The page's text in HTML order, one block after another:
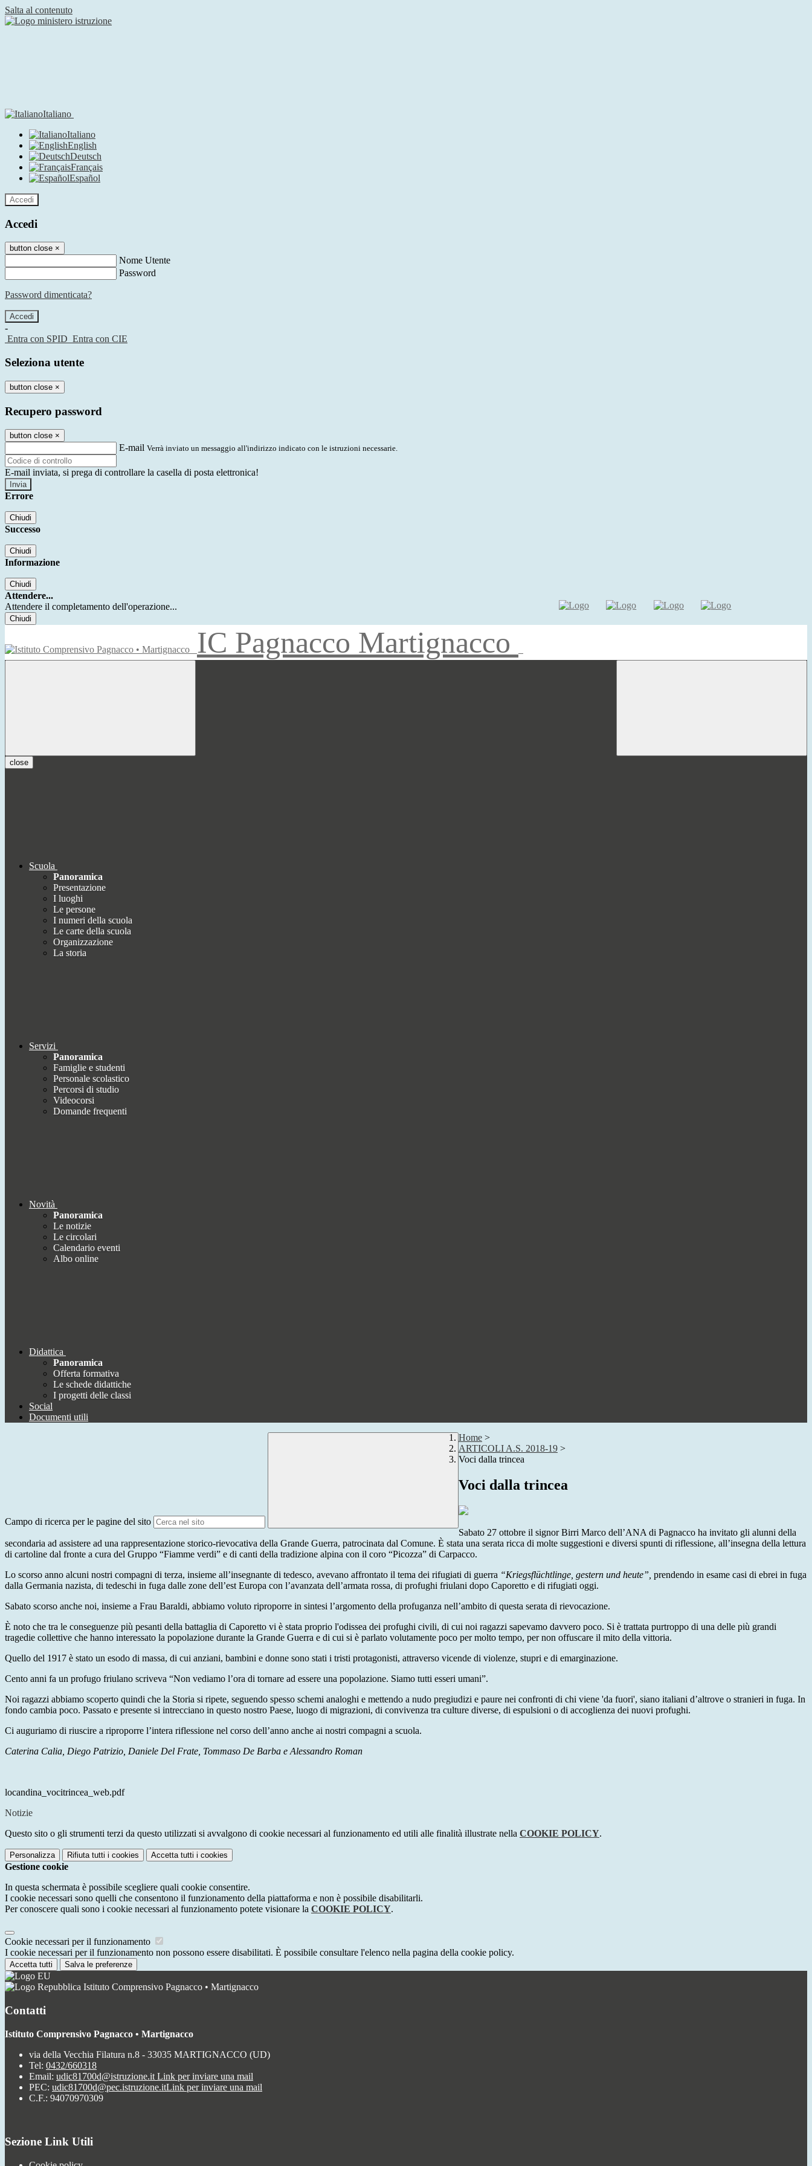
Salta al contenuto
Italiano
Italiano
English
Deutsch
Français
Español
Accedi
Accedi
button close ×
Nome Utente
Password
Password dimenticata?
-
Entra con SPID Entra con CIE
Seleziona utente
button close ×
Recupero password
button close ×
E-mail Verrà inviato un messaggio all'indirizzo indicato con le istruzioni necessarie.
E-mail inviata, si prega di controllare la casella di posta elettronica!
Errore
Chiudi
Successo
Chiudi
Informazione
Chiudi
Attendere...
Attendere il completamento dell'operazione...
Chiudi
IC Pagnacco Martignacco
close
Scuola
Panoramica
Presentazione
I luoghi
Le persone
I numeri della scuola
Le carte della scuola
Organizzazione
La storia
Servizi
Panoramica
Famiglie e studenti
Personale scolastico
Percorsi di studio
Videocorsi
Domande frequenti
Novità
Panoramica
Le notizie
Le circolari
Calendario eventi
Albo online
Didattica
Panoramica
Offerta formativa
Le schede didattiche
I progetti delle classi
Social
Documenti utili
Campo di ricerca per le pagine del sito
Home >
ARTICOLI A.S. 2018-19 >
Voci dalla trincea
Voci dalla trincea
Sabato 27 ottobre il signor Birri Marco dell’ANA di Pagnacco ha invitato gli alunni della
secondaria ad assistere ad una rappresentazione storico-rievocativa della Grande Guerra, patrocinata dal Comune. È stata una serata ricca di molte suggestioni e diversi spunti di riflessione, all’insegna della lettura
di cartoline dal fronte a cura del Gruppo “Fiamme verdi” e di canti della tradizione alpina con il coro “Picozza” di Carpacco.
Lo scorso anno alcuni nostri compagni di terza, insieme all’insegnante di tedesco, avevano affrontato il tema dei rifugiati di guerra “Kriegsflüchtlinge, gestern und heute”, prendendo in esame casi di ebrei in fuga
dalla Germania nazista, di tedeschi in fuga dalle zone dell’est Europa con l’avanzata dell’armata rossa, di profughi friulani dopo Caporetto e di rifugiati oggi.
Sabato scorso anche noi, insieme a Frau Baraldi, abbiamo voluto riproporre in sintesi l’argomento della profuganza nell’ambito di questa serata di rievocazione.
È noto che tra le conseguenze più pesanti della battaglia di Caporetto vi è stata proprio l'odissea dei profughi civili, di cui noi ragazzi sapevamo davvero poco. Si è trattata purtroppo di una delle più grandi
tragedie collettive che hanno interessato la popolazione durante la Grande Guerra e di cui si è parlato volutamente poco per molto tempo, per non offuscare il mito della vittoria.
Quello del 1917 è stato un esodo di massa, di cui anziani, bambini e donne sono stati i tristi protagonisti, attraverso vicende di violenze, stupri e di emarginazione.
Cento anni fa un profugo friulano scriveva “Non vediamo l’ora di tornare ad essere una popolazione. Siamo tutti esseri umani”.
Noi ragazzi abbiamo scoperto quindi che la Storia si ripete, seguendo spesso schemi analoghi e mettendo a nudo pregiudizi e paure nei confronti di chi viene 'da fuori', siano italiani d’altrove o stranieri in fuga. In
fondo cambia poco. Passato e presente si intrecciano in questo nostro Paese, luogo di migrazioni, di convivenza tra culture diverse, di espulsioni o di accoglienza dei nuovi profughi.
Ci auguriamo di riuscire a riproporre l’intera riflessione nel corso dell’anno anche ai nostri compagni a scuola.
Caterina Calia, Diego Patrizio, Daniele Del Frate, Tommaso De Barba e Alessandro Roman
locandina_vocitrincea_web.pdf
Notizie
Questo sito o gli strumenti terzi da questo utilizzati si avvalgono di cookie necessari al funzionamento ed utili alle finalità illustrate nella COOKIE POLICY.
Personalizza Rifiuta tutti i cookies Accetta tutti i cookies
Gestione cookie
In questa schermata è possibile scegliere quali cookie consentire.
I cookie necessari sono quelli che consentono il funzionamento della piattaforma e non è possibile disabilitarli.
Per conoscere quali sono i cookie necessari al funzionamento potete visionare la COOKIE POLICY.
Cookie necessari per il funzionamento
I cookie necessari per il funzionamento non possono essere disabilitati. È possibile consultare l'elenco nella pagina della cookie policy.
Accetta tutti Salva le preferenze
Istituto Comprensivo Pagnacco • Martignacco
Contatti
Istituto Comprensivo Pagnacco • Martignacco
via della Vecchia Filatura n.8 - 33035 MARTIGNACCO (UD)
Tel: 0432/660318
Email: udic81700d@istruzione.it Link per inviare una mail
PEC: udic81700d@pec.istruzione.itLink per inviare una mail
C.F.: 94070970309
Sezione Link Utili